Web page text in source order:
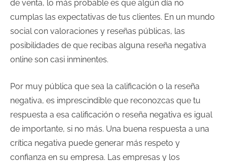
de venta, lo más probable es que algún día no
cumplas las expectativas de tus clientes. En un mundo
social con valoraciones y reseñas públicas, las
posibilidades de que recibas alguna reseña negativa
online son casi inminentes.
Por muy pública que sea la calificación o la reseña
negativa, es imprescindible que reconozcas que tu
respuesta a esa calificación o reseña negativa es igual
de importante, si no más. Una buena respuesta a una
crítica negativa puede generar más respeto y
confianza en su empresa. Las empresas y los